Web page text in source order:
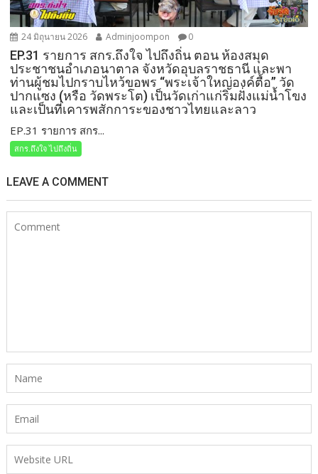
24 มิถุนายน 2026 Adminjoompon 0
EP.31 รายการ สกร.ถึงใจ ไปถึงถิ่น ตอน ห้องสมุด
ประชาชนอำเภอนาตาล จังหวัดอุบลราชธานี และพา
ท่านผู้ชมไปกราบไหว้ขอพร “พระเจ้าใหญ่องค์ตื้อ” วัด
ปากแซง (หรือ วัดพระโต) เป็นวัดเก่าแก่ริมฝั่งแม่น้ำโขง
และเป็นที่เคารพสักการะของชาวไทยและลาว
EP.31 รายการ สกร...
สกร.ถึงใจ ไปถึงถิ่น
LEAVE A COMMENT